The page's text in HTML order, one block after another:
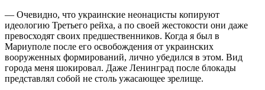
— Очевидно, что украинские неонацисты копируют
идеологию Третьего рейха, а по своей жестокости они даже
превосходят своих предшественников. Когда я был в
Мариуполе после его освобождения от украинских
вооруженных формирований, лично убедился в этом. Вид
города меня шокировал. Даже Ленинград после блокады
представлял собой не столь ужасающее зрелище.